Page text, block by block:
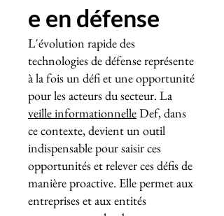
e en défense
L'évolution rapide des
technologies de défense représente
à la fois un défi et une opportunité
pour les acteurs du secteur. La
veille informationnelleDef, dans
ce contexte, devient un outil
indispensable pour saisir ces
opportunités et relever ces défis de
manière proactive. Elle permet aux
entreprises et aux entités